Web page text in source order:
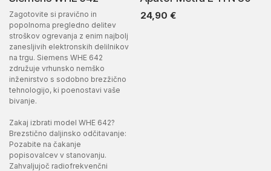
Zagotovite si pravično in
popolnoma pregledno delitev
stroškov ogrevanja z enim najbolj
zanesljivih elektronskih delilnikov
na trgu. Siemens WHE 642
združuje vrhunsko nemško
inženirstvo s sodobno brezžično
tehnologijo, ki poenostavi vaše
bivanje.
Zakaj izbrati model WHE 642?
Brezstično daljinsko odčitavanje:
Pozabite na čakanje
popisovalcev v stanovanju.
Zahvaljujoč radiofrekvenčni
24,90 €